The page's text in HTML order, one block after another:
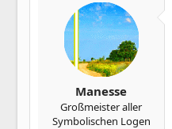
Manesse
Großmeister aller
Symbolischen Logen